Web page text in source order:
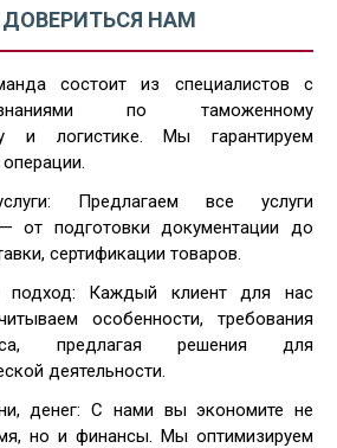
НАМ
состоит из специалистов с
по таможенному
и логистике. Мы гарантируем
Предлагаем все услуги
от подготовки документации до
сертификации товаров.
подход: Каждый клиент для нас
особенности, требования
предлагая решения для
деятельности.
денег: С нами вы экономите не
но и финансы. Мы оптимизируем